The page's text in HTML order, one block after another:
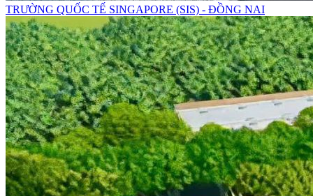
TRƯỜNG QUỐC TẾ SINGAPORE (SIS) - ĐỒNG NAI